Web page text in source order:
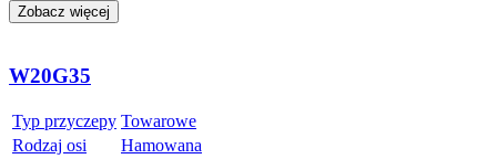
Zobacz więcej
W20G35
Typ przyczepy Towarowe
Rodzaj osi
Hamowana